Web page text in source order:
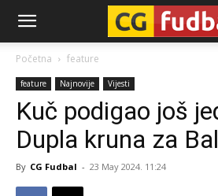
CG-
Fudbal
Početna feature
feature Najnovije Vijesti
Kuč podigao još
Dupla kruna za
By CG Fudbal - 23 May 2024. 11:24